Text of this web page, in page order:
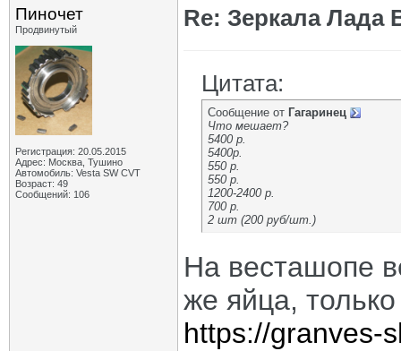
Пиночет
Продвинутый
Регистрация: 20.05.2015
Адрес: Москва, Тушино
Автомобиль: Vesta SW CVT
Возраст: 49
Сообщений: 106
Re: Зеркала Лада
Цитата:
Сообщение от Гагаринец
Что мешает?
5400 р.
5400р.
550 р.
550 р.
1200-2400 р.
700 р.
2 шт (200 руб/шт.)
На весташопе
же яйца,
https://granves-